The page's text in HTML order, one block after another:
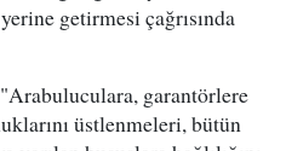
getirmesi çağrısında
"Arabuluculara, garantörlere
üstlenmeleri, bütün